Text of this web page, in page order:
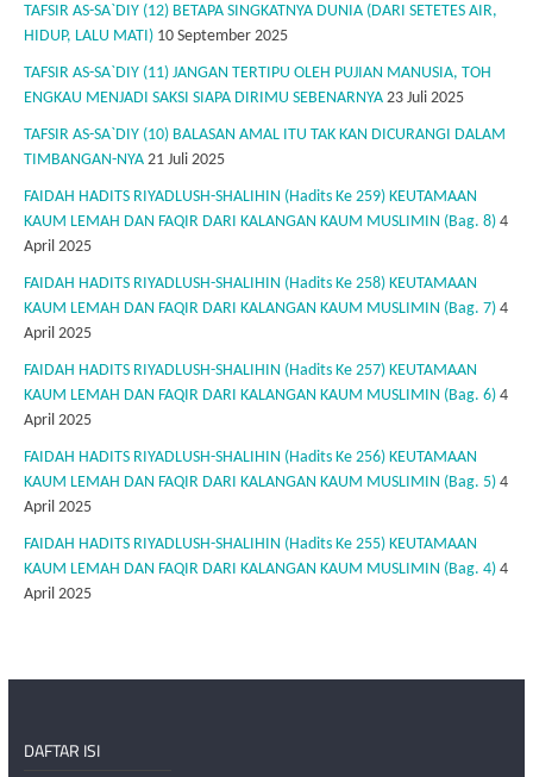
TAFSIR AS-SA`DIY (12) BETAPA SINGKATNYA DUNIA (DARI SETETES AIR,
HIDUP, LALU MATI) 10 September 2025
TAFSIR AS-SA`DIY (11) JANGAN TERTIPU OLEH PUJIAN MANUSIA, TOH
ENGKAU MENJADI SAKSI SIAPA DIRIMU SEBENARNYA 23 Juli 2025
TAFSIR AS-SA`DIY (10) BALASAN AMAL ITU TAK KAN DICURANGI DALAM
TIMBANGAN-NYA 21 Juli 2025
FAIDAH HADITS RIYADLUSH-SHALIHIN (Hadits Ke 259) KEUTAMAAN
KAUM LEMAH DAN FAQIR DARI KALANGAN KAUM MUSLIMIN (Bag. 8) 4
April 2025
FAIDAH HADITS RIYADLUSH-SHALIHIN (Hadits Ke 258) KEUTAMAAN
KAUM LEMAH DAN FAQIR DARI KALANGAN KAUM MUSLIMIN (Bag. 7) 4
April 2025
FAIDAH HADITS RIYADLUSH-SHALIHIN (Hadits Ke 257) KEUTAMAAN
KAUM LEMAH DAN FAQIR DARI KALANGAN KAUM MUSLIMIN (Bag. 6) 4
April 2025
FAIDAH HADITS RIYADLUSH-SHALIHIN (Hadits Ke 256) KEUTAMAAN
KAUM LEMAH DAN FAQIR DARI KALANGAN KAUM MUSLIMIN (Bag. 5) 4
April 2025
FAIDAH HADITS RIYADLUSH-SHALIHIN (Hadits Ke 255) KEUTAMAAN
KAUM LEMAH DAN FAQIR DARI KALANGAN KAUM MUSLIMIN (Bag. 4) 4
April 2025
DAFTAR ISI